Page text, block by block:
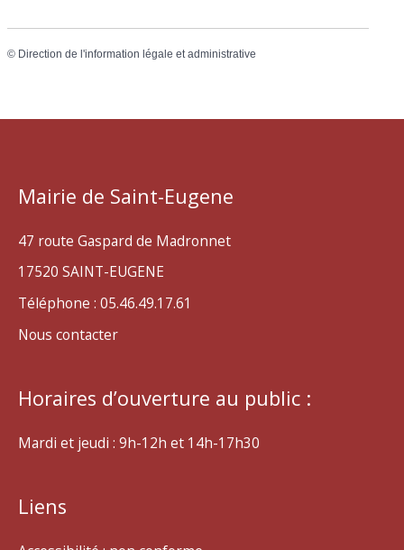
© Direction de l'information légale et administrative
Mairie de Saint-Eugene
47 route Gaspard de Madronnet
17520 SAINT-EUGENE
Téléphone : 05.46.49.17.61
Nous contacter
Horaires d’ouverture au public :
Mardi et jeudi : 9h-12h et 14h-17h30
Liens